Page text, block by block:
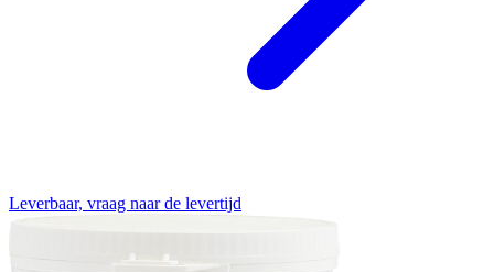
Leverbaar, vraag naar de levertijd